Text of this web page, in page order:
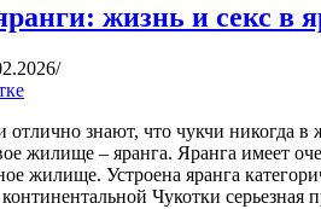
жизнь и секс в
отлично знают, что чукчи никогда
жилище – яранга. Яранга имеет
жилище. Устроена яранга
континентальной Чукотки